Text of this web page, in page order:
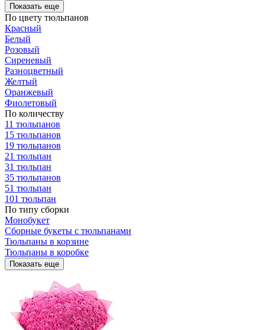
Показать еще
По цвету тюльпанов
Красный
Белый
Розовый
Сиреневый
Разноцветный
Желтый
Оранжевый
Фиолетовый
По количеству
11 тюльпанов
15 тюльпанов
19 тюльпанов
21 тюльпан
31 тюльпан
35 тюльпанов
51 тюльпан
101 тюльпан
По типу сборки
Монобукет
Сборные букеты с тюльпанами
Тюльпаны в корзине
Тюльпаны в коробке
Показать еще